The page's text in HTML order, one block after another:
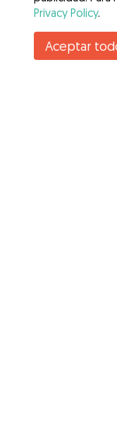
Privacy Policy.
Aceptar